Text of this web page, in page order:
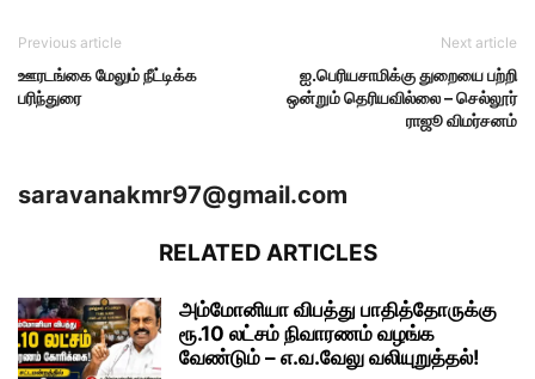
Previous article
ஊரடங்கை மேலும் நீட்டிக்க
பரிந்துரை
Next article
ஐ.பெரியசாமிக்கு துறையை பற்றி
ஒன்றும் தெரியவில்லை – செல்லூர்
ராஜூ விமர்சனம்
saravanakmr97@gmail.com
RELATED ARTICLES
அம்மோனியா விபத்து பாதித்தோருக்கு
ரூ.10 லட்சம் நிவாரணம் வழங்க
வேண்டும் – எ.வ.வேலு வலியுறுத்தல்!